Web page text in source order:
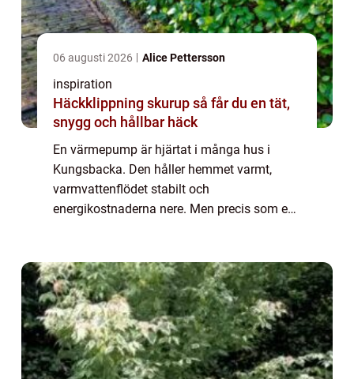
06 augusti 2026 Alice Pettersson
inspiration
Häckklippning skurup så får du en tät,
snygg och hållbar häck
En värmepump är hjärtat i många hus i
Kungsbacka. Den håller hemmet varmt,
varmvattenflödet stabilt och
energikostnaderna nere. Men precis som en